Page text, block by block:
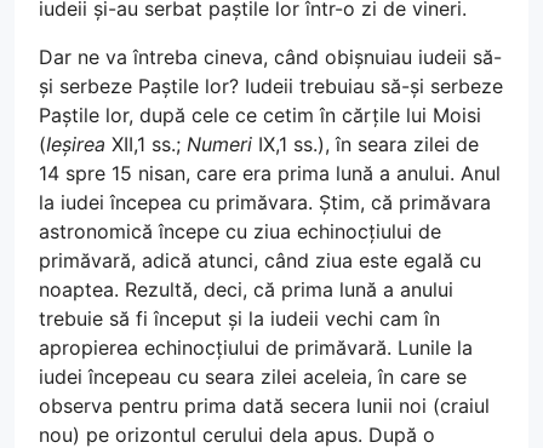
iudeii și-au serbat paștile lor într-o zi de vineri.
Dar ne va întreba cineva, când obișnuiau iudeii să-
și serbeze Paștile lor? Iudeii trebuiau să-și serbeze
Paștile lor, după cele ce cetim în cărțile lui Moisi
(Ieșirea XII,1 ss.; Numeri IX,1 ss.), în seara zilei de
14 spre 15 nisan, care era prima lună a anului. Anul
la iudei începea cu primăvara. Știm, că primăvara
astronomică începe cu ziua echinocțiului de
primăvară, adică atunci, când ziua este egală cu
noaptea. Rezultă, deci, că prima lună a anului
trebuie să fi început și la iudeii vechi cam în
apropierea echinocțiului de primăvară. Lunile la
iudei începeau cu seara zilei aceleia, în care se
observa pentru prima dată secera lunii noi (craiul
nou) pe orizontul cerului dela apus. După o